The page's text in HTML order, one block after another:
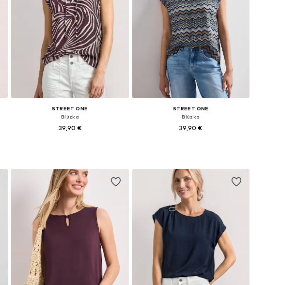
STREET ONE
Blúzka
39,90 €
STREET ONE
Blúzka
39,90 €